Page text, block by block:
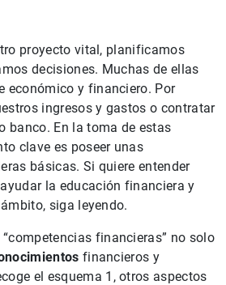
proyecto vital, planificamos
decisiones. Muchas de ellas
económico y financiero. Por
ingresos y gastos o contratar
banco. En la toma de estas
clave es poseer unas
básicas. Si quiere entender
la educación financiera y
siga leyendo.
financieras” no solo
financieros y
el esquema 1, otros aspectos